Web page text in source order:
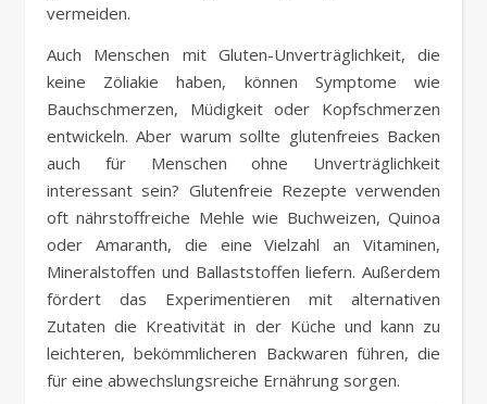
vermeiden.
Auch Menschen mit Gluten-Unverträglichkeit, die
keine Zöliakie haben, können Symptome wie
Bauchschmerzen, Müdigkeit oder Kopfschmerzen
entwickeln. Aber warum sollte glutenfreies Backen
auch für Menschen ohne Unverträglichkeit
interessant sein? Glutenfreie Rezepte verwenden
oft nährstoffreiche Mehle wie Buchweizen, Quinoa
oder Amaranth, die eine Vielzahl an Vitaminen,
Mineralstoffen und Ballaststoffen liefern. Außerdem
fördert das Experimentieren mit alternativen
Zutaten die Kreativität in der Küche und kann zu
leichteren, bekömmlicheren Backwaren führen, die
für eine abwechslungsreiche Ernährung sorgen.